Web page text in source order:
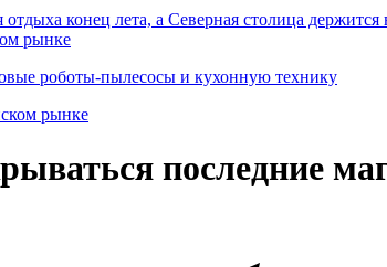
рынке
роботы-пылесосы и кухонную технику
последние